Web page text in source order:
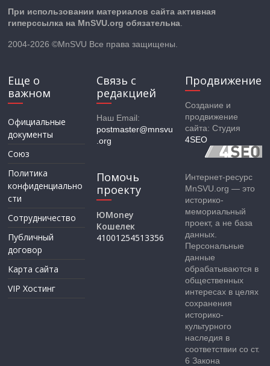
При использовании материалов сайта активная
гиперссылка на MnSVU.org обязательна
2004-2026 ©MnSVU Все права защищены.
Еще о
важном
Официальные
документы
Союз
Политика
конфиденциально
сти
Сотрудничество
Публичный
договор
Карта сайта
VIP Хостинг
Связь с
редакцией
Наш Email:
postmaster@mnsvu
.org
Помочь
проекту
ЮMoney
Кошелек
41001254513356
Продвижение
Создание и
продвижение
сайта: Студия
4SEO
Интернет-ресурс
MnSVU.org — это
историко-
мемориальный
проект, а не база
данных.
Персональные
данные
обрабатываются в
общественных
интересах в целях
сохранения
историко-
культурного
наследия в
соответствии со ст.
6 Закона